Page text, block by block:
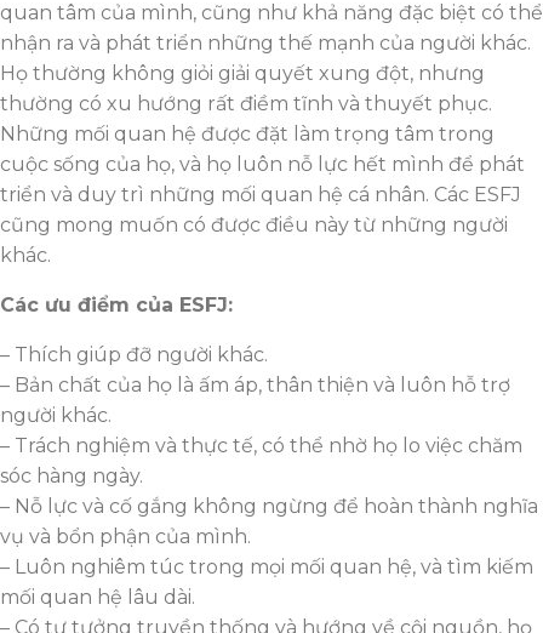
quan tâm của mình, cũng như khả năng đặc biệt có thể
nhận ra và phát triển những thế mạnh của người khác.
Họ thường không giỏi giải quyết xung đột, nhưng
thường có xu hướng rất điềm tĩnh và thuyết phục.
Những mối quan hệ được đặt làm trọng tâm trong
cuộc sống của họ, và họ luôn nỗ lực hết mình để phát
triển và duy trì những mối quan hệ cá nhân. Các ESFJ
cũng mong muốn có được điều này từ những người
khác.
Các ưu điểm của ESFJ:
– Thích giúp đỡ người khác.
– Bản chất của họ là ấm áp, thân thiện và luôn hỗ trợ
người khác.
– Trách nghiệm và thực tế, có thể nhờ họ lo việc chăm
sóc hàng ngày.
– Nỗ lực và cố gắng không ngừng để hoàn thành nghĩa
vụ và bổn phận của mình.
– Luôn nghiêm túc trong mọi mối quan hệ, và tìm kiếm
mối quan hệ lâu dài.
– Có tư tưởng truyền thống và hướng về cội nguồn, họ